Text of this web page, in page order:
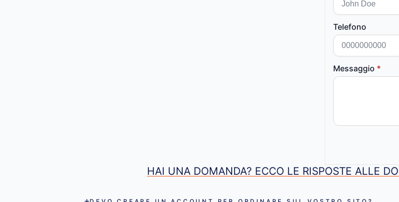
Telefono
Messaggio *
HAI UNA DOMANDA? ECCO LE RISPOSTE ALLE